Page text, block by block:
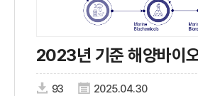
93 2025.04.30